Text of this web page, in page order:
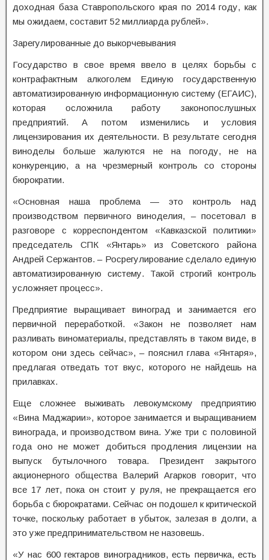
доходная база Ставропольского края по 2014 году, как
мы ожидаем, составит 52 миллиарда рублей».
Зарегулированные до выкорчевывания
Государство в свое время ввело в целях борьбы с
контрафактным алкоголем Единую государственную
автоматизированную информационную систему (ЕГАИС),
которая осложнила работу законопослушных
предприятий. А потом изменились и условия
лицензирования их деятельности. В результате сегодня
виноделы больше жалуются не на погоду, не на
конкуренцию, а на чрезмерный контроль со стороны
бюрократии.
«Основная наша проблема — это контроль над
производством первичного виноделия, – посетовал в
разговоре с корреспондентом «Кавказской политики»
председатель СПК «Янтарь» из Советского района
Андрей Сержантов. – Росрегулирование сделало единую
автоматизированную систему. Такой строгий контроль
усложняет процесс».
Предприятие выращивает виноград и занимается его
первичной переработкой. «Закон не позволяет нам
разливать виноматериалы, представлять в таком виде, в
котором они здесь сейчас», – пояснил глава «Янтаря»,
предлагая отведать тот вкус, которого не найдешь на
прилавках.
Еще сложнее выживать левокумскому предприятию
«Вина Маджарии», которое занимается и выращиванием
винограда, и производством вина. Уже три с половиной
года оно не может добиться продления лицензии на
выпуск бутылочного товара. Президент закрытого
акционерного общества Валерий Агарков говорит, что
все 17 лет, пока он стоит у руля, не прекращается его
борьба с бюрократами. Сейчас он подошел к критической
точке, поскольку работает в убыток, залезая в долги, а
это уже предпринимательством не назовешь.
«У нас 600 гектаров виноградников, есть первичка, есть